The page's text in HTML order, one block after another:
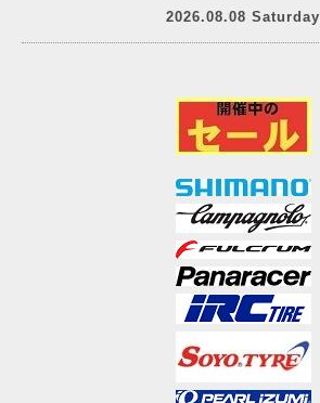
2026.08.08 Saturday